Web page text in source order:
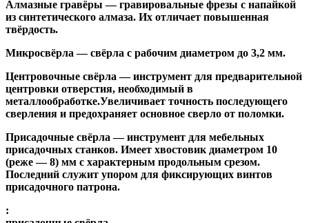
Алмазные гравёры — гравировальные фрезы с напайкой
из синтетического алмаза. Их отличает повышенная
твёрдость.
Микросвёрла — свёрла с рабочим диаметром до 3,2 мм.
Центровочные свёрла — инструмент для предварительной
центровки отверстия, необходимый в
металлообработке.Увеличивает точность последующего
сверления и предохраняет основное сверло от поломки.
Присадочные свёрла — инструмент для мебельных
присадочных станков. Имеет хвостовик диаметром 10
(реже — 8) мм с характерным продольным срезом.
Последний служит упором для фиксирующих винтов
присадочного патрона.
: